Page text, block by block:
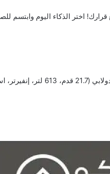
اليوم وابتسم
مكيف جداري سبليت إل جي (18,000 وحدة، إنفيرتر، بارد) . مكيف جداري سبليت جري (18,000